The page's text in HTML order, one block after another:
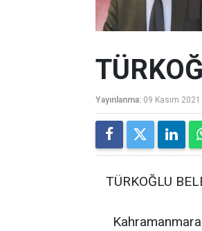
Yayınlanma: 09 Kasım 2021
TÜRKOĞLU